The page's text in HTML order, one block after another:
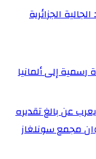
الجزائرية
رسمية إلى ألمانيا
عن بالغ تقديره
مجمع سونلغاز